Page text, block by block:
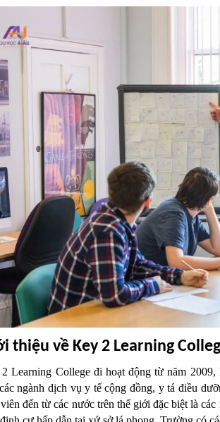
thiệu về Key 2 Learning
Learning College đi hoạt động từ năm
ngành dịch vụ y tế cộng đồng, y tá điều
đến từ các nước trên thế giới đặc biệt là